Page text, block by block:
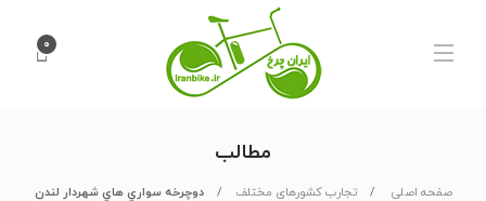
۰
مطالب
صفحه اصلی تجارب کشورهای مختلف دوچرخه سواري هاي شهردار لندن